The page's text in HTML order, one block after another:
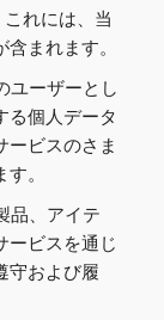
これには、当
まれます。
ユーザーとし
る個人データ
ービスのさま
。
品、アイテ
ービスを通じ
守および履